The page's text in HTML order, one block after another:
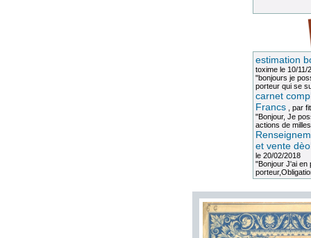
estimation
toximele 10/11/
"bonjours je
porteur qui se
carnet
Francs, par
"Bonjour, Je
actions de
et vente
le 20/02/2018
"Bonjour J'ai en